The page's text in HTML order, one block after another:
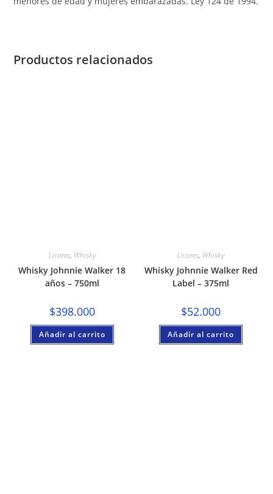
Productos relacionados
Licores, Whisky
Whisky Johnnie Walker 18
años – 750ml
$398.000
Añadir al carrito
Licores, Whisky
Whisky Johnnie Walker Red
Label – 375ml
$52.000
Añadir al carrito